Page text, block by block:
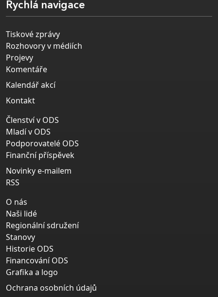
Rychlá navigace
Tiskové zprávy
Rozhovory v médiích
Projevy
Komentáře
Kalendář akcí
Kontakt
Členství v ODS
Mladí v ODS
Podporovatelé ODS
Finanční příspěvek
Novinky e-mailem
RSS
O nás
Naši lidé
Regionální sdružení
Stanovy
Historie ODS
Financování ODS
Grafika a logo
Ochrana osobních údajů